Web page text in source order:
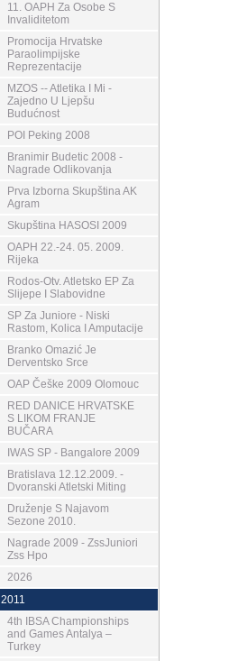
11. OAPH Za Osobe S
Invaliditetom
Promocija Hrvatske
Paraolimpijske
Reprezentacije
MZOS -- Atletika I Mi -
Zajedno U Ljepšu
Budućnost
POI Peking 2008
Branimir Budetic 2008 -
Nagrade Odlikovanja
Prva Izborna Skupština AK
Agram
Skupština HASOSI 2009
OAPH 22.-24. 05. 2009.
Rijeka
Rodos-Otv. Atletsko EP Za
Slijepe I Slabovidne
SP Za Juniore - Niski
Rastom, Kolica I Amputacije
Branko Omazić Je
Derventsko Srce
OAP Češke 2009 Olomouc
RED DANICE HRVATSKE
S LIKOM FRANJE
BUČARA
IWAS SP - Bangalore 2009
Bratislava 12.12.2009. -
Dvoranski Atletski Miting
Druženje S Najavom
Sezone 2010.
Nagrade 2009 - ZssJuniori
Zss Hpo
2026
2011
4th IBSA Championships
and Games Antalya –
Turkey